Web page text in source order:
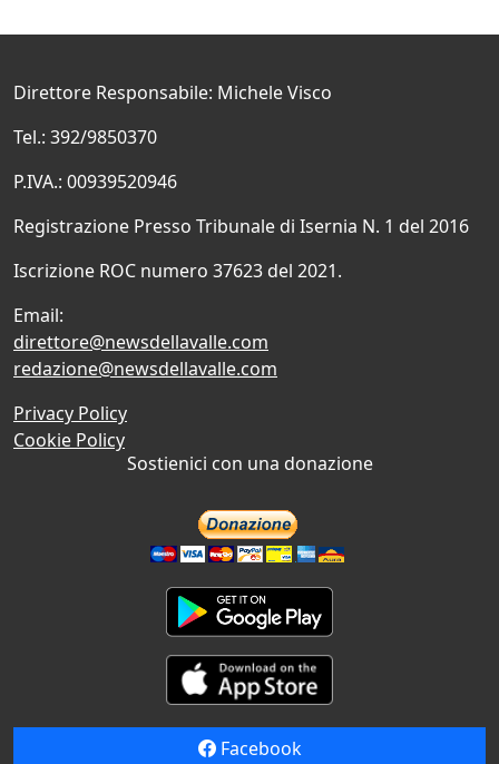
Direttore Responsabile: Michele Visco
Tel.: 392/9850370
P.IVA.: 00939520946
Registrazione Presso Tribunale di Isernia N. 1 del 2016
Iscrizione ROC numero 37623 del 2021.
Email:
direttore@newsdellavalle.com
redazione@newsdellavalle.com
Privacy Policy
Cookie Policy
Sostienici con una donazione
Facebook